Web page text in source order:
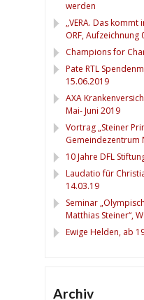
werden
„VERA. Das
ORF, Aufzeichnung
Champions for
Pate RTL
15.06.2019
AXA
Mai- Juni 2019
Vortrag „Steiner
Gemeindezentrum
10 Jahre DFL
Laudatio für
14.03.19
Seminar
Matthias Steiner“,
Ewige Helden, ab
Archiv